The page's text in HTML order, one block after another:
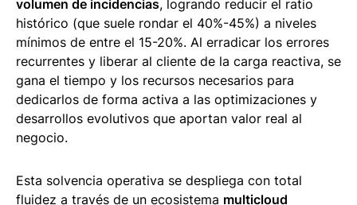
volumen de incidencias, logrando reducir el ratio
histórico (que suele rondar el 40%-45%) a niveles
mínimos de entre el 15-20%. Al erradicar los errores
recurrentes y liberar al cliente de la carga reactiva, se
gana el tiempo y los recursos necesarios para
dedicarlos de forma activa a las optimizaciones y
desarrollos evolutivos que aportan valor real al
negocio.
Esta solvencia operativa se despliega con total
fluidez a través de un ecosistema multicloud